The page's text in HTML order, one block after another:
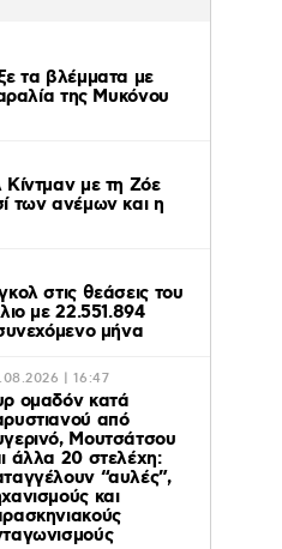
τα βλέμματα με
της Μυκόνου
με τη Ζόε
των ανέμων και η
στις θεάσεις του
με 22.551.894
μήνα
| 16:47
ομαδόν κατά
από
Μουτσάτσου
άλλα 20 στελέχη:
“αυλές”,
και